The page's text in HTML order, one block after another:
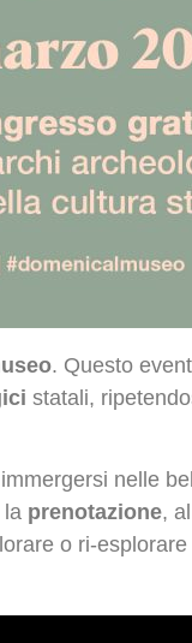
. Questo
statali,
nelle
la prenotazione,
o ri-